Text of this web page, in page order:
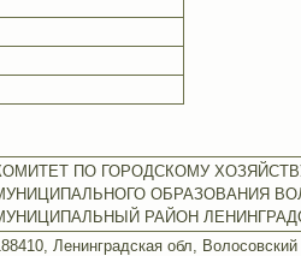
ПО ГОРОДСКОМУ
ОБРАЗОВАНИЯ
РАЙОН
Ленинградская обл,